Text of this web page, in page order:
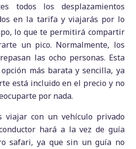
todos los desplazamientos
en la tarifa y viajarás por lo
lo que te permitirá compartir
un pico. Normalmente, los
las ocho personas. Esta
más barata y sencilla, ya
está incluido en el precio y no
por nada.
viajar con un vehículo privado
hará a la vez de guía
safari, ya que sin un guía no